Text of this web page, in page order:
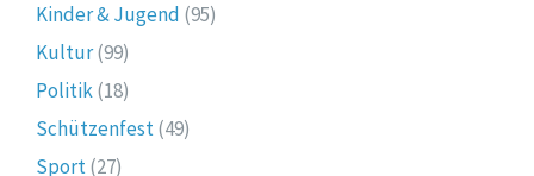
Kinder & Jugend (95)
Kultur(99)
Politik(18)
Schützenfest(49)
Sport(27)